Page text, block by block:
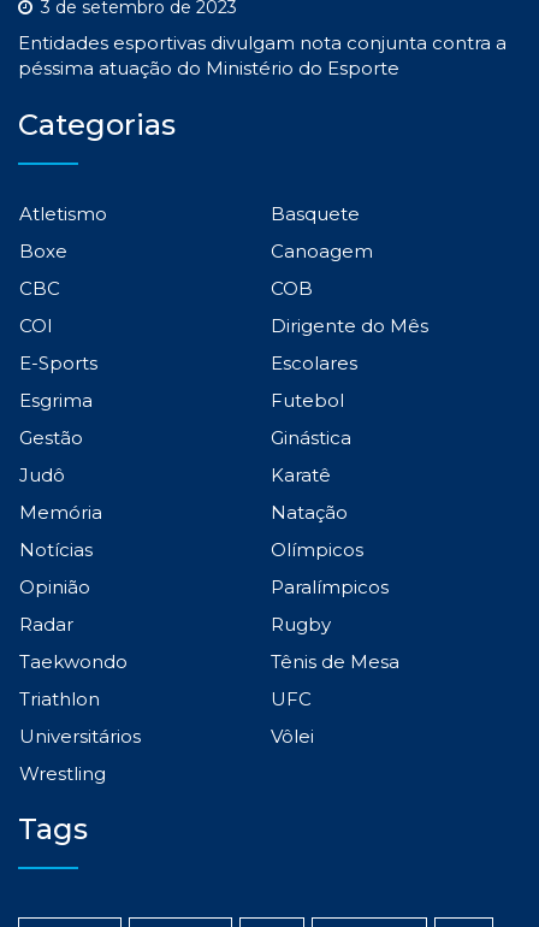
3 de setembro de 2023
Entidades esportivas divulgam nota conjunta contra a
péssima atuação do Ministério do Esporte
Categorias
Atletismo
Basquete
Boxe
Canoagem
CBC
COB
COI
Dirigente do Mês
E-Sports
Escolares
Esgrima
Futebol
Gestão
Ginástica
Judô
Karatê
Memória
Natação
Notícias
Olímpicos
Opinião
Paralímpicos
Radar
Rugby
Taekwondo
Tênis de Mesa
Triathlon
UFC
Universitários
Vôlei
Wrestling
Tags